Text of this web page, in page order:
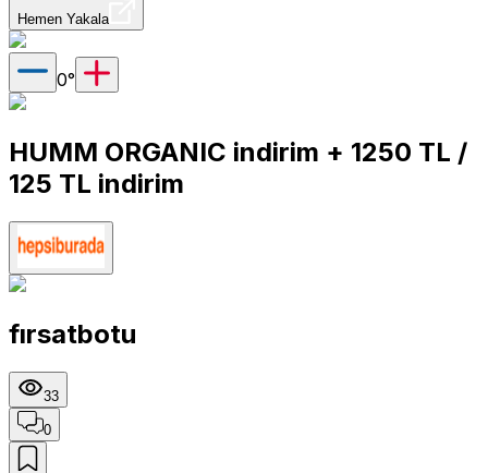
Hemen Yakala
0°
HUMM ORGANIC indirim + 1250 TL /
125 TL indirim
fırsatbotu
33
0